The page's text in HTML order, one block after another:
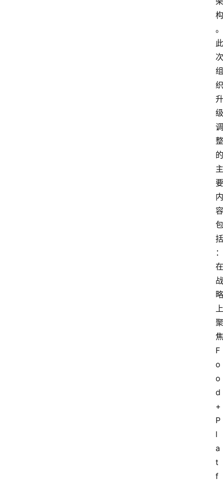
构
。
此
次
组
织
升
级
调
整
的
主
要
内
容
包
括
：
在
战
略
上
聚
焦
F
o
o
d
+
P
l
a
t
f